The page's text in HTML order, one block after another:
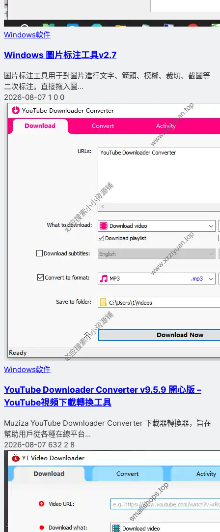
Windows軟件
Windows 圖片标注工具v2.7
圖片标注工具用于對圖片進行文字、箭頭、模糊、裁切、截圖等
二次标注。直接拖入圖...
2026-08-07 1 0 0
Windows軟件
YouTube Downloader Converter v9.5.9 開心版 –
YouTube視頻下載轉換工具
Muziza YouTube Downloader Converter 下載器轉換器，旨在
幫助用戶從各種在線平台...
2026-08-07 632 2 8